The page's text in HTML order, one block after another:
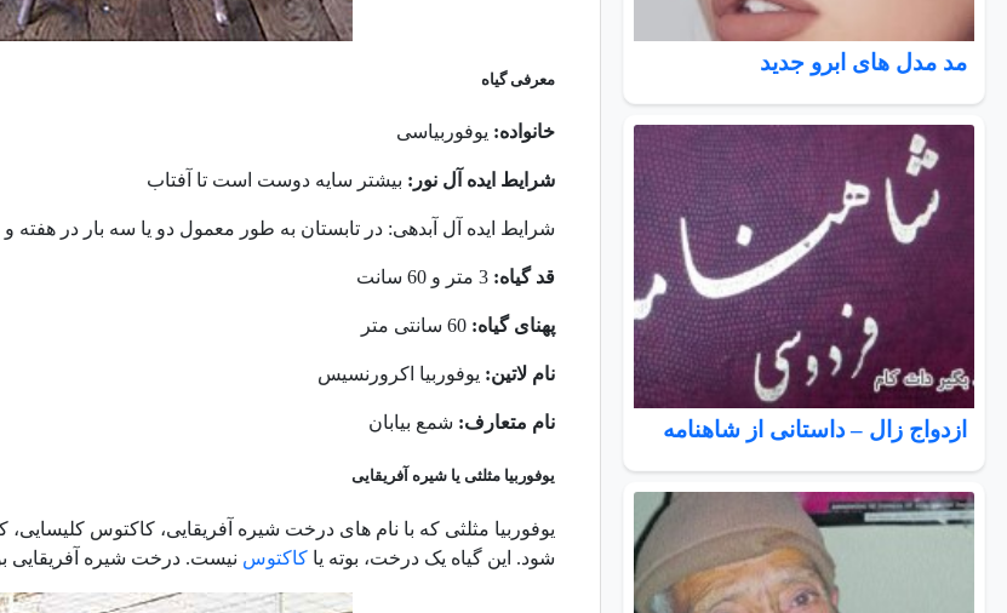
مد مدل های ابرو جدید
ازدواج زال – داستانی از شاهنامه
معرفی گیاه
خانواده: یوفوربیاسی
شرایط ایده آل نور: بیشتر سایه دوست است تا آفتاب
شرایط ایده آل آبدهی: در تابستان به طور معمول دو یا سه بار در
قد گیاه:
پهنای گیاه:
نام لاتین: یوفوربیا اکرورنسیس
نام متعارف: شمع بیابان
یوفوربیا مثلثی یا شیره آفریقایی
یوفوربیا مثلثی که با نام های درخت شیره آفریقایی، کاکتوس
شود. این گیاه یک درخت، بوته یا کاکتوس نیست. درخت شیره آفریقایی